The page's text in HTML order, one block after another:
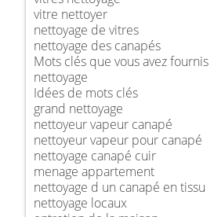
vitre nettoyer
nettoyage de vitres
nettoyage des canapés
Mots clés que vous avez fournis
nettoyage
Idées de mots clés
grand nettoyage
nettoyeur vapeur canapé
nettoyeur vapeur pour canapé
nettoyage canapé cuir
menage appartement
nettoyage d un canapé en tissu
nettoyage locaux